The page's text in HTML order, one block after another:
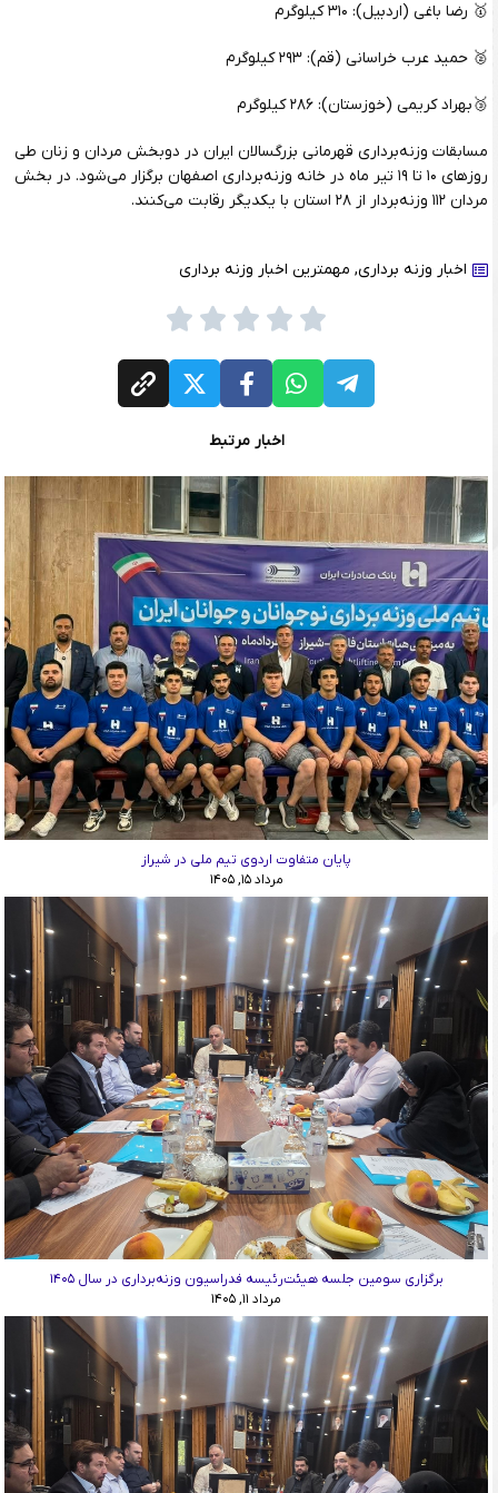
🥇 رضا باغی (اردبیل): ۳۱۰ کیلوگرم
🥈 حمید عرب خراسانی (قم): ۲۹۳ کیلوگرم
🥉بهراد کریمی (خوزستان): ۲۸۶ کیلوگرم
مسابقات وزنه‌برداری قهرمانی بزرگسالان ایران در دوبخش مردان و زنان طی
روزهای ۱۰ تا ۱۹ تیر ماه در خانه وزنه‌برداری اصفهان برگزار می‌شود. در بخش
مردان ۱۱۲ وزنه‌بردار از ۲۸ استان با یکدیگر رقابت می‌کنند.
اخبار وزنه برداری, مهمترین اخبار وزنه برداری
اخبار مرتبط
پایان متفاوت اردوی تیم ملی در شیراز
مرداد ۱۵, ۱۴۰۵
برگزاری سومین جلسه هیئت‌رئیسه فدراسیون وزنه‌برداری در سال ۱۴۰۵
مرداد ۱۱, ۱۴۰۵